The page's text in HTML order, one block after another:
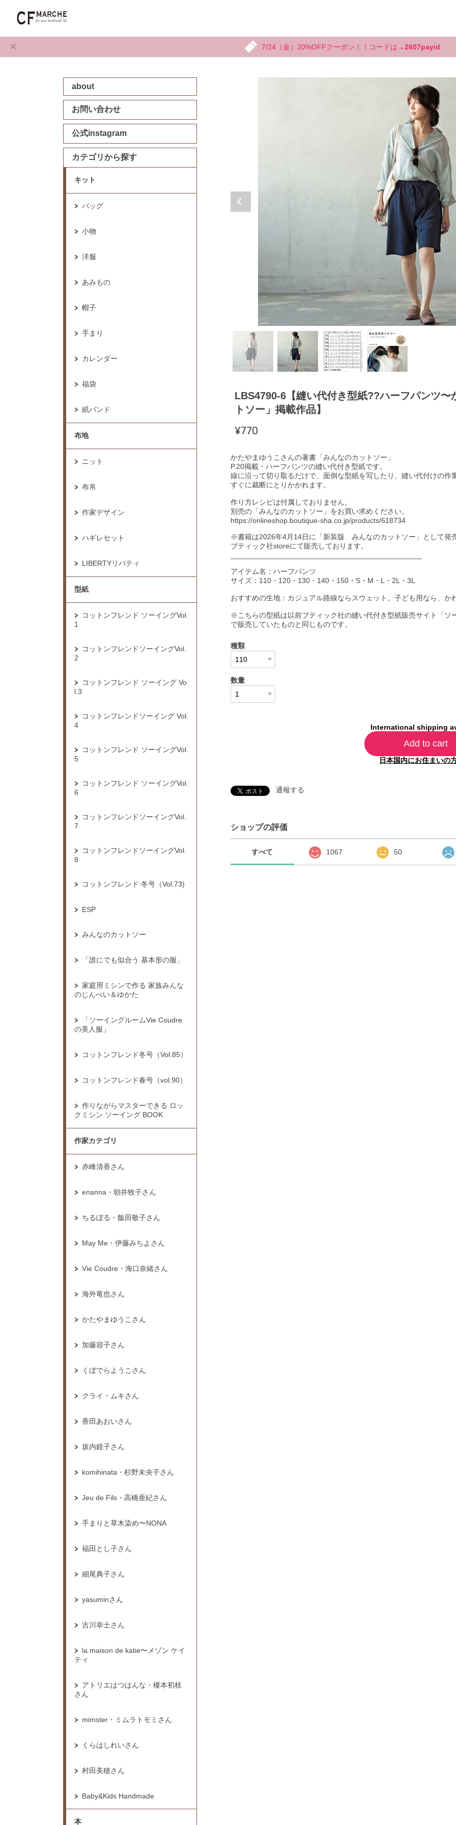
7/24（金）20%OFFクーポン！！コードは→2607payid
about
お問い合わせ
公式instagram
カテゴリから探す
キット
バッグ
小物
洋服
あみもの
帽子
手まり
カレンダー
福袋
紙バンド
布地
ニット
布帛
作家デザイン
ハギレセット
LIBERTYリバティ
型紙
コットンフレンド ソーイングVol.
1
コットンフレンドソーイングVol.
2
コットンフレンド ソーイング Vo
l.3
コットンフレンドソーイング Vol.
4
コットンフレンド ソーイングVol.
5
コットンフレンド ソーイングVol.
6
コットンフレンドソーイングVol.
7
コットンフレンドソーイングVol.
8
コットンフレンド 冬号（Vol.73)
ESP
みんなのカットソー
「誰にでも似合う 基本形の服」
家庭用ミシンで作る 家族みんな
のじんべい＆ゆかた
「ソーイングルームVie Coudre
の美人服」
コットンフレンド冬号（Vol.85）
コットンフレンド春号（vol.90）
作りながらマスターできる ロッ
クミシン ソーイング BOOK
作家カテゴリ
赤峰清香さん
enanna・朝井牧子さん
ちるぼる・飯田敬子さん
May Me・伊藤みちよさん
Vie Coudre・海口奈緒さん
海外竜也さん
かたやまゆうこさん
加藤容子さん
くぼでらようこさん
クライ・ムキさん
香田あおいさん
坂内鏡子さん
komihinata・杉野未央子さん
Jeu de Fils・高橋亜紀さん
手まりと草木染め〜NONA
福田とし子さん
細尾典子さん
yasuminさん
吉川幸士さん
la maison de katie〜メゾン ケイ
ティ
アトリエはつはんな・榎本初枝
さん
mimster・ミムラトモミさん
くらはしれいさん
村田美穂さん
Baby&Kids Handmade
本
LBS4790-6【縫い代付き型紙??ハーフパンツ〜
トソー」掲載作品】
¥770
かたやまゆうこさんの著書「みんなのカットソー」
P.20掲載・ハーフパンツの縫い代付き型紙です。
線に沿って切り取るだけで、面倒な型紙を写したり、縫い代付けの作
すぐに裁断にとりかかれます。
作り方レシピは付属しておりません。
別売の「みんなのカットソー」をお買い求めください。
https://onlineshop.boutique-sha.co.jp/products/618734
※書籍は2026年4月14日に「新装版 みんなのカットソー」として発売
ブティック社storeにて販売しております。
アイテム名：ハーフパンツ
サイズ：110・120・130・140・150・S・M・L・2L・3L
おすすめの生地：カジュアル路線ならスウェット。子ども用なら、か
※こちらの型紙は以前ブティック社の縫い代付き型紙販売サイト「ソ
で販売していたものと同じものです。
種類
数量
International shipping
Add to cart
日本国内にお住まいの
通報する
ショップの評価
すべて 1067 50